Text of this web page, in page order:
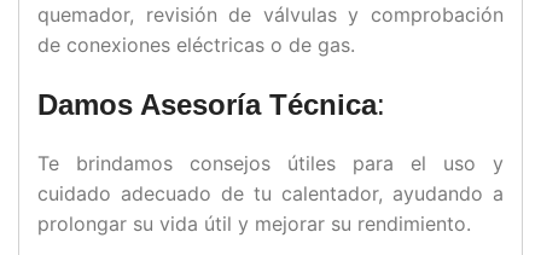
quemador, revisión de válvulas y comprobación
de conexiones eléctricas o de gas.
Damos Asesoría Técnica:
Te brindamos consejos útiles para el uso y
cuidado adecuado de tu calentador, ayudando a
prolongar su vida útil y mejorar su rendimiento.